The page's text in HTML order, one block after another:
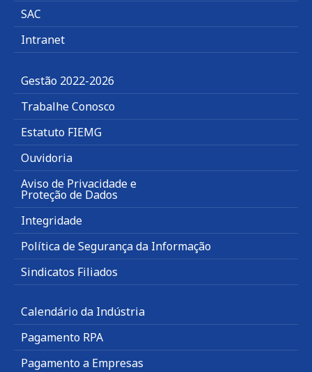
SAC
Intranet
Gestão 2022-2026
Trabalhe Conosco
Estatuto FIEMG
Ouvidoria
Aviso de Privacidade e
Proteção de Dados
Integridade
Política de Segurança da Informação
Sindicatos Filiados
Calendário da Indústria
Pagamento RPA
Pagamento a Empresas